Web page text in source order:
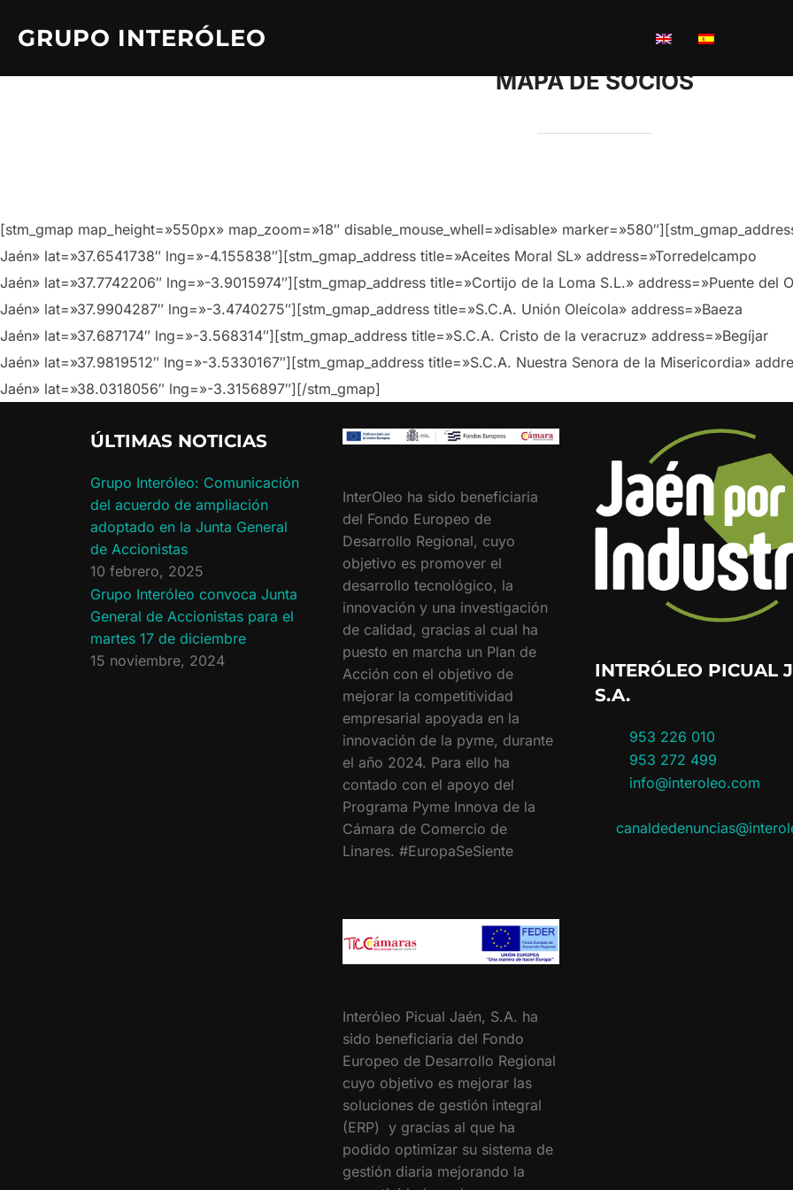
GRUPO INTERÓLEO
MAPA DE SOCIOS
[stm_gmap map_height=»550px» map_zoom=»18″ disable_mouse_whell=»disable»
Jaén» lat=»37.6541738″ lng=»-4.155838″][stm_gmap_address title=»Aceites Moral SL» address=»Torredelcampo
Jaén» lat=»37.7742206″ lng=»-3.9015974″][stm_gmap_address title=»Cortijo de la Loma S.L.» address=»Puente del
Jaén» lat=»37.9904287″ lng=»-3.4740275″][stm_gmap_address title=»S.C.A. Unión Oleícola» address=»Baeza
Jaén» lat=»37.687174″ lng=»-3.568314″][stm_gmap_address title=»S.C.A. Cristo de la veracruz» address=»Begíjar
Jaén» lat=»37.9819512″ lng=»-3.5330167″][stm_gmap_address title=»S.C.A. Nuestra Senora de la Misericordia»
Jaén» lat=»38.0318056″ lng=»-3.3156897″][/stm_gmap]
ÚLTIMAS NOTICIAS
Grupo Interóleo: Comunicación
del acuerdo de ampliación
adoptado en la Junta General
de Accionistas
10 febrero, 2025
Grupo Interóleo convoca Junta
General de Accionistas para el
martes 17 de diciembre
15 noviembre, 2024
InterOleo ha sido beneficiaria
del Fondo Europeo de
Desarrollo Regional, cuyo
objetivo es promover el
desarrollo tecnológico, la
innovación y una investigación
de calidad, gracias al cual ha
puesto en marcha un Plan de
Acción con el objetivo de
mejorar la competitividad
empresarial apoyada en la
innovación de la pyme, durante
el año 2024. Para ello ha
contado con el apoyo del
Programa Pyme Innova de la
Cámara de Comercio de
Linares. #EuropaSeSiente
Interóleo Picual Jaén, S.A. ha
sido beneficiaria del Fondo
Europeo de Desarrollo Regional
cuyo objetivo es mejorar las
soluciones de gestión integral
(ERP) y gracias al que ha
podido optimizar su sistema de
gestión diaria mejorando la
INTERÓLEO PICUAL
S.A.
953 226 010
953 272 499
info@interoleo.com